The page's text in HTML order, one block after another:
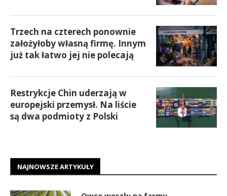
Trzech na czterech ponownie
założyłoby własną firmę. Innym
już tak łatwo jej nie polecają
Restrykcje Chin uderzają w
europejski przemysł. Na liście
są dwa podmioty z Polski
NAJNOWSZE ARTYKUŁY